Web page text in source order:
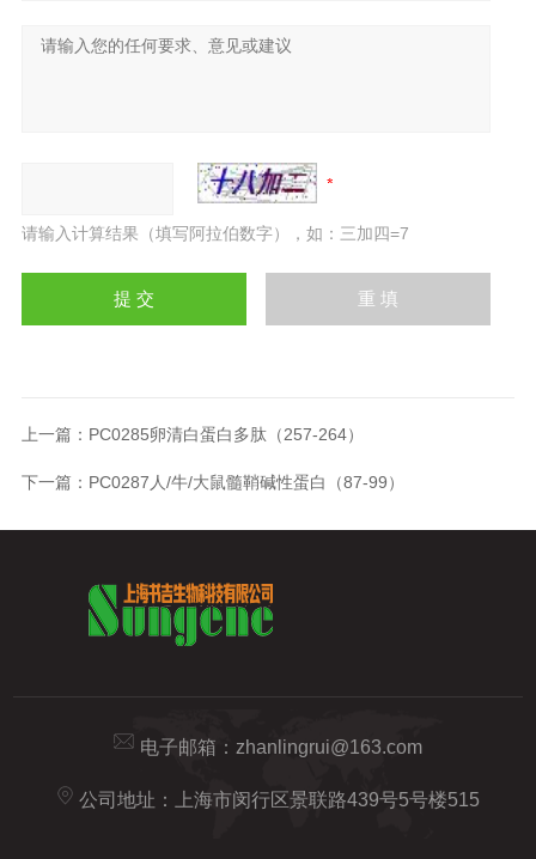
请输入计算结果（填写阿拉伯数字），如：三加四=7
上一篇： PC0285卵清白蛋白多肽（257-264）
下一篇： PC0287人/牛/大鼠髓鞘碱性蛋白（87-99）
电子邮箱： zhanlingrui@163.com
公司地址：上海市闵行区景联路439号5号楼515